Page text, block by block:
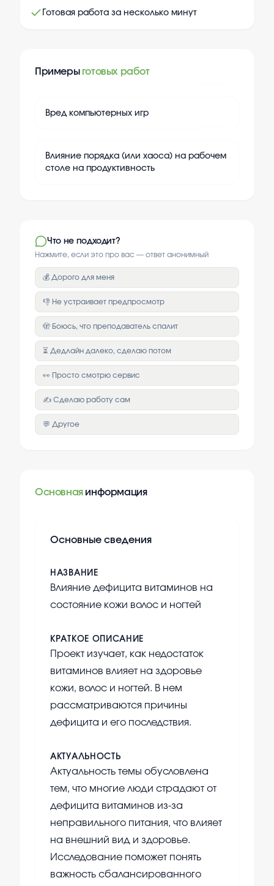
Готовая работа за несколько минут
Примеры готовых работ
Вред компьютерных игр
Влияние порядка (или хаоса) на рабочем
столе на продуктивность
Что не подходит?
Нажмите, если это про вас — ответ анонимный
💰 Дорого для меня
👎 Не устраивает предпросмотр
🫣 Боюсь, что преподаватель спалит
⏳ Дедлайн далеко, сделаю потом
👀 Просто смотрю сервис
✍️ Сделаю работу сам
💬 Другое
Основная информация
Основные сведения
НАЗВАНИЕ
Влияние дефицита витаминов на
состояние кожи волос и ногтей
КРАТКОЕ ОПИСАНИЕ
Проект изучает, как недостаток
витаминов влияет на здоровье
кожи, волос и ногтей. В нем
рассматриваются причины
дефицита и его последствия.
АКТУАЛЬНОСТЬ
Актуальность темы обусловлена
тем, что многие люди страдают от
дефицита витаминов из-за
неправильного питания, что влияет
на внешний вид и здоровье.
Исследование поможет понять
важность сбалансированного